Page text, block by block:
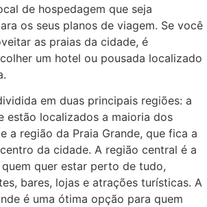
de hospedagem que seja
os seus planos de viagem. Se você
as praias da cidade, é
um hotel ou pousada localizado
em duas principais regiões: a
estão localizados a maioria dos
a região da Praia Grande, que fica a
da cidade. A região central é a
quer estar perto de tudo,
bares, lojas e atrações turísticas. A
é uma ótima opção para quem